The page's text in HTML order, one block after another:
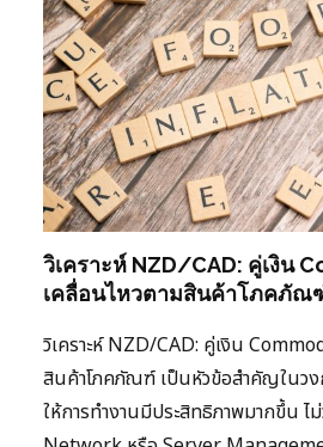
วิเคราะห์ NZD/CAD: คู่เงิน
เคลื่อนไหวตามสินค้าโภคภัณ
วิเคราะห์ NZD/CAD: คู่เงิน
สินค้าโภคภัณฑ์ เป็นหัวข้อสำคัญในวง
ให้การทำงานมีประสิทธิภาพมากขึ้น ไ